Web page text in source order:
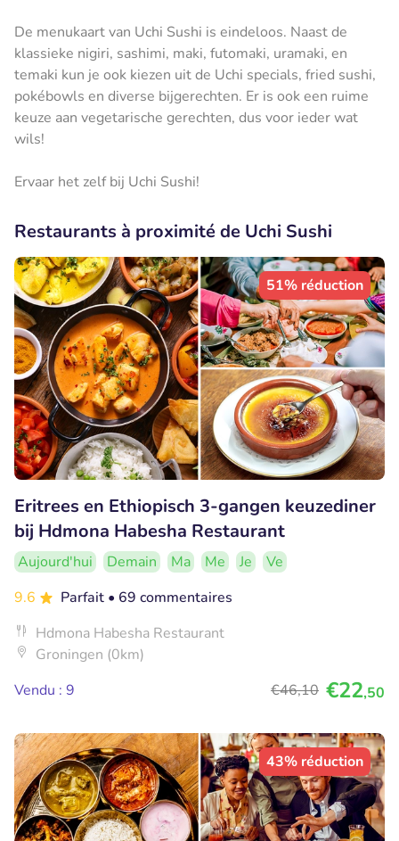
De menukaart van Uchi Sushi is eindeloos. Naast de
klassieke nigiri, sashimi, maki, futomaki, uramaki, en
temaki kun je ook kiezen uit de Uchi specials, fried sushi,
pokébowls en diverse bijgerechten. Er is ook een ruime
keuze aan vegetarische gerechten, dus voor ieder wat
wils!
Ervaar het zelf bij Uchi Sushi!
Restaurants à proximité de Uchi Sushi
51% réduction
Eritrees en Ethiopisch 3-gangen keuzediner
bij Hdmona Habesha Restaurant
Aujourd'hui Demain Ma Me Je
Ve
9.6
Parfait • 69 commentaires
Hdmona Habesha Restaurant
Groningen (0km)
Vendu : 9
€46,10 €22,50
43% réduction